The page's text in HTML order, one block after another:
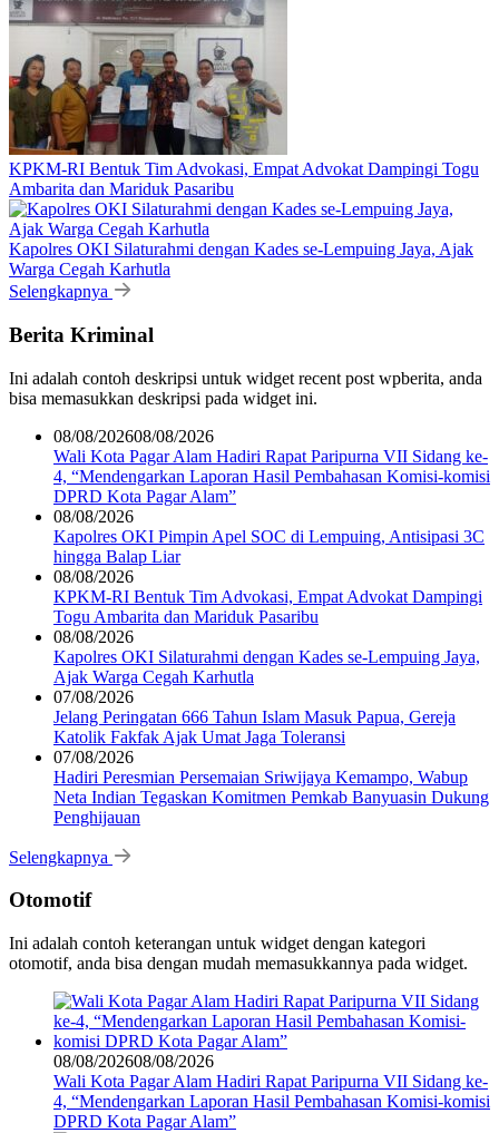
KPKM-RI Bentuk Tim Advokasi, Empat Advokat Dampingi Togu
Ambarita dan Mariduk Pasaribu
Kapolres OKI Silaturahmi dengan Kades se-Lempuing Jaya, Ajak
Warga Cegah Karhutla
Selengkapnya
Berita Kriminal
Ini adalah contoh deskripsi untuk widget recent post wpberita, anda
bisa memasukkan deskripsi pada widget ini.
08/08/202608/08/2026
Wali Kota Pagar Alam Hadiri Rapat Paripurna VII Sidang ke-
4, “Mendengarkan Laporan Hasil Pembahasan Komisi-komisi
DPRD Kota Pagar Alam”
08/08/2026
Kapolres OKI Pimpin Apel SOC di Lempuing, Antisipasi 3C
hingga Balap Liar
08/08/2026
KPKM-RI Bentuk Tim Advokasi, Empat Advokat Dampingi
Togu Ambarita dan Mariduk Pasaribu
08/08/2026
Kapolres OKI Silaturahmi dengan Kades se-Lempuing Jaya,
Ajak Warga Cegah Karhutla
07/08/2026
Jelang Peringatan 666 Tahun Islam Masuk Papua, Gereja
Katolik Fakfak Ajak Umat Jaga Toleransi
07/08/2026
Hadiri Peresmian Persemaian Sriwijaya Kemampo, Wabup
Neta Indian Tegaskan Komitmen Pemkab Banyuasin Dukung
Penghijauan
Selengkapnya
Otomotif
Ini adalah contoh keterangan untuk widget dengan kategori
otomotif, anda bisa dengan mudah memasukkannya pada widget.
08/08/202608/08/2026
Wali Kota Pagar Alam Hadiri Rapat Paripurna VII Sidang ke-
4, “Mendengarkan Laporan Hasil Pembahasan Komisi-komisi
DPRD Kota Pagar Alam”